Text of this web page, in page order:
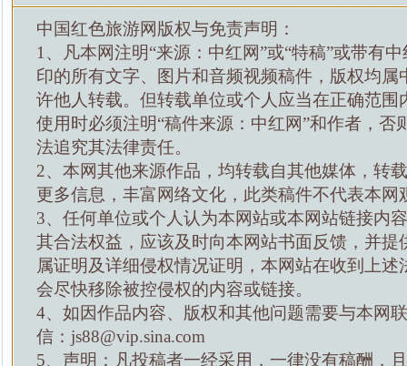
中国红色旅游网版权与免责声明：
1、凡本网注明“来源：中红网”或“特稿”或带有
印的所有文字、图片和音频视频稿件，版权均属
许他人转载。但转载单位或个人应当在正确范围
使用时必须注明“稿件来源：中红网”和作者，否
法追究其法律责任。
2、本网其他来源作品，均转载自其他媒体，转
更多信息，丰富网络文化，此类稿件不代表本网
3、任何单位或个人认为本网站或本网站链接内
其合法权益，应该及时向本网站书面反馈，并提
属证明及详细侵权情况证明，本网站在收到上述
会尽快移除被控侵权的内容或链接。
4、如因作品内容、版权和其他问题需要与本网
信：js88@vip.sina.com
5、声明：凡投稿者一经采用，一律没有稿酬，